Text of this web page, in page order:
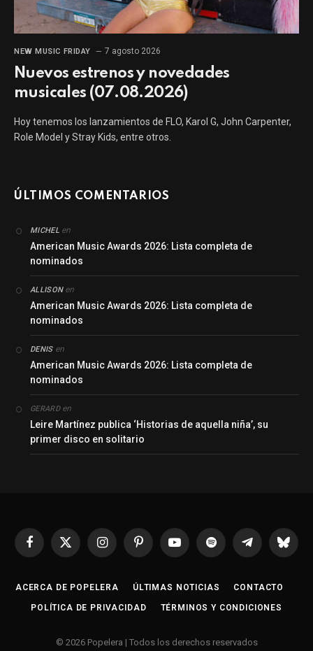
NEW MUSIC FRIDAY 7 agosto 2026
Nuevos estrenos y novedades
musicales (07.08.2026)
Hoy tenemos los lanzamientos de FLO, Karol G, John Carpenter,
Role Model y Stray Kids, entre otros.
ÚLTIMOS COMENTARIOS
MICHELen
American Music Awards 2026: Lista completa de
nominados
ALLISONen
American Music Awards 2026: Lista completa de
nominados
DENISen
American Music Awards 2026: Lista completa de
nominados
GERARDen
Leire Martínez publica ‘Historias de aquella niña’, su
primer disco en solitario
Facebook
X
InstagramPinterestYouTubeSpotify Telegrama
ACERCA DE POPELERA ÚLTIMAS NOTICIAS CONTACTO
POLÍTICA DE PRIVACIDAD TÉRMINOS Y CONDICIONES
© 2026 Popelera | Todos los derechos reservados